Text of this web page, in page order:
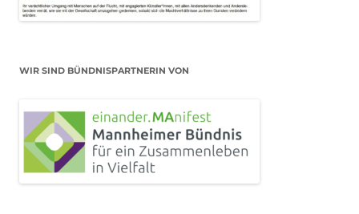
WIR SIND BÜNDNISPARTNERIN VON